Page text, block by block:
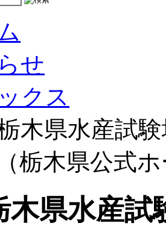
せ
クス
木県水産試
栃木県公式
木県水産